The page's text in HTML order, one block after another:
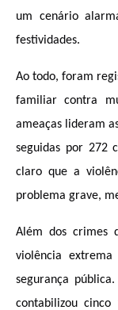
um cenário
festividades.
Ao todo, foram
familiar contra
ameaças lideram
seguidas por 272
claro que a
problema grave,
Além dos crimes
violência
segurança
contabilizou